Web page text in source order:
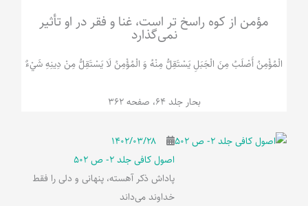
مؤمن از کوه راسخ تر است، غنا و فقر در او تأثیر
نمی‌گذارد
الْمُؤْمِنُ‌ أَصْلَبُ‌ مِنَ‌ الْجَبَلِ‌ یَسْتَقِلُّ مِنْهُ وَ الْمُؤْمِنُ لَا يَسْتَقِلُّ مِنْ دِينِهِ شَيْ‌ءٌ
بحار جلد 64، صفحه 362
۱۴۰۲/۰۳/۲۸
اصول کافی جلد 2- ص 502
پاداش ذکر آهسته، پنهانی و دلی را فقط
خداوند می‌داند